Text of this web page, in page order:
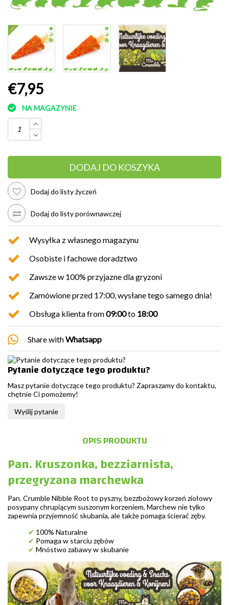
€7,95
NA MAGAZYNIE
DODAJ DO KOSZYKA
Dodaj do listy życzeń
Dodaj do listy porównawczej
Wysyłka z własnego magazynu
Osobiste i fachowe doradztwo
Zawsze w 100% przyjazne dla gryzoni
Zamówione przed 17:00, wysłane tego samego dnia!
Obsługa klienta from09:00to 18:00
Share withWhatsapp
Pytanie dotyczące tego produktu?
Masz pytanie dotyczące tego produktu? Zapraszamy do kontaktu,
chętnie Ci pomożemy!
Wyślij pytanie
OPIS PRODUKTU
Pan. Kruszonka, bezziarnista,
przegryzana marchewka
Pan. Crumble Nibble Root to pyszny, bezzbożowy korzeń ziołowy
posypany chrupiącym suszonym korzeniem. Marchew nie tylko
zapewnia przyjemność skubania, ale także pomaga ścierać zęby.
✔ 100% Naturalne
✔ Pomaga w starciu zębów
✔ Mnóstwo zabawy w skubanie